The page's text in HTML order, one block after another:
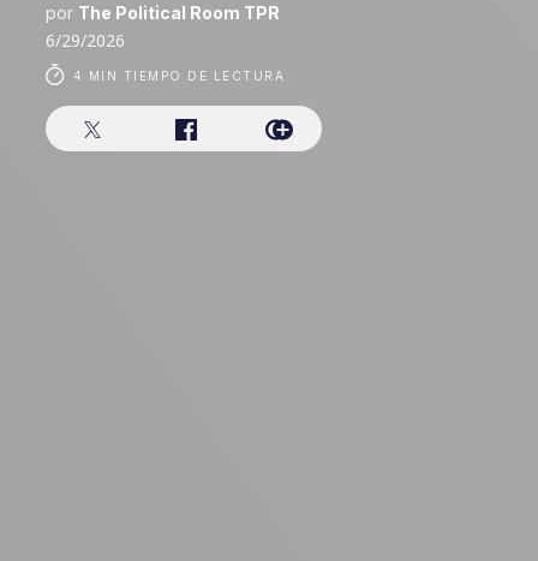
por The Political Room TPR
6/29/2026
4 MIN TIEMPO DE LECTURA